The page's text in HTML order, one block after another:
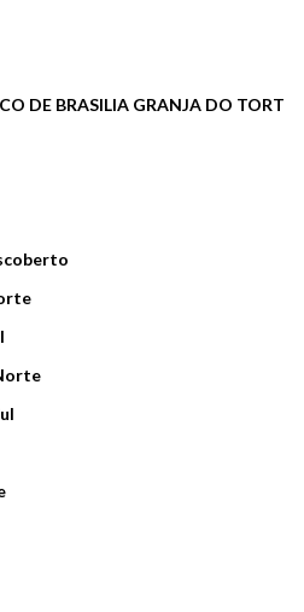
DE BRASILIA GRANJA DO TORT